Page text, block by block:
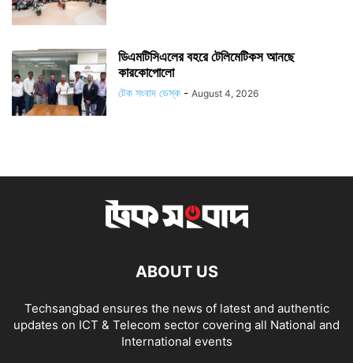
ডিএমটিসিএলের বহরে টেলিমেটিকস আনছে
কারকোপোলো
টেক সংবাদ ডেস্ক - August 4, 2026
ABOUT US
Techsangbad ensures the news of latest and authentic
updates on ICT & Telecom sector covering all National and
International events